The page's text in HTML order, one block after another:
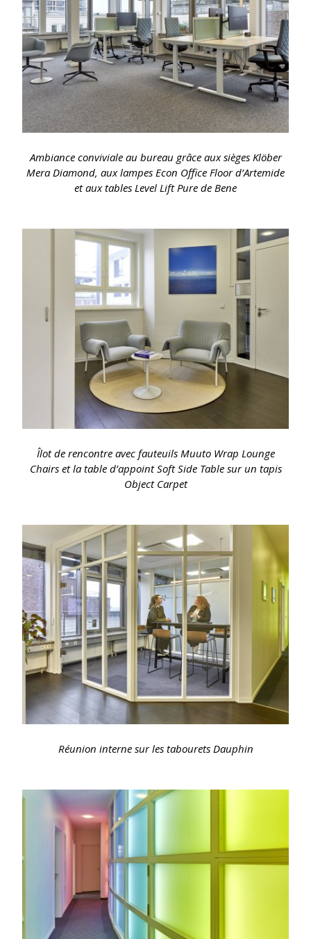
Ambiance conviviale au bureau grâce aux sièges Klöber
Mera Diamond, aux lampes Econ Office Floor d’Artemide
et aux tables Level Lift Pure de Bene
Îlot de rencontre avec fauteuils Muuto Wrap Lounge
Chairs et la table d’appoint Soft Side Table sur un tapis
Object Carpet
Réunion interne sur les tabourets Dauphin